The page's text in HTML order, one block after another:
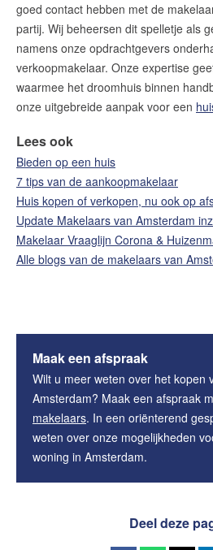
goed contact hebben met de
partij. Wij beheersen dit spelletje als
namens onze opdrachtgevers
verkoopmakelaar. Onze expertise
waarmee het droomhuis binnen
onze uitgebreide aanpak voor een
Lees ook
Bieden op een huis
7 tips van de aankoopmakelaar
Huis kopen of verkopen, nu ook op
Update Makelaars van Amsterdam
Makelaar Vraaglijn Corona &
Alle blogs van de makelaars van
Maak een afspraak
Wilt u meer weten over het kopen
Amsterdam? Maak een afspraak
makelaars. In een oriënterend
weten over onze mogelijkheden
woning in Amsterdam.
Deel deze